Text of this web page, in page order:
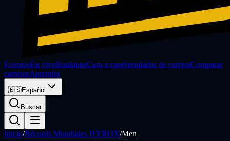
EventosEn vivoRankingsCara a caraSimulador de carreraComparar
carrerasAprender
🇪🇸Español
Buscar
Inicio/Récords Mundiales HYROX/Men